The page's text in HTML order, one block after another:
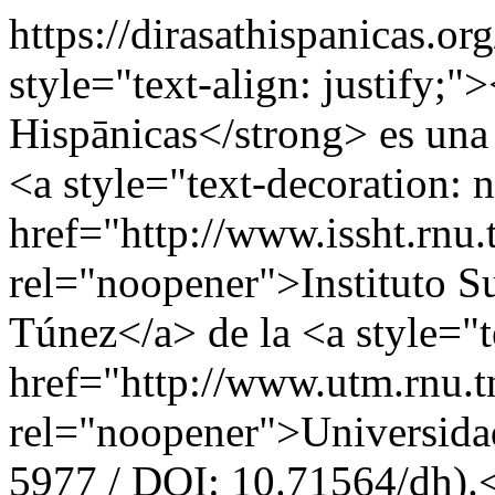
https://
style="text-align:
Hispānicas</strong> es
<a style="text-decoration:
href="http://
rel="noopener">Instituto
Túnez</a> de la <a
href="http://
5977 / DOI: 10.71564/